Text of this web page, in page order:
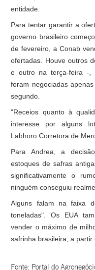
entidade.
Para tentar garantir a
governo brasileiro
de fevereiro, a Conab
ofertadas. Houve outros
e outro na terça-feira -,
foram negociadas
segundo.
"Receios quanto à
interesse por alguns
Labhoro Corretora de
Para Andrea, a
estoques de safras
significativamente o
ninguém conseguiu
Alguns falam na faixa
toneladas". Os EUA
vender o máximo de
safrinha brasileira, a partir
Fonte: Portal do